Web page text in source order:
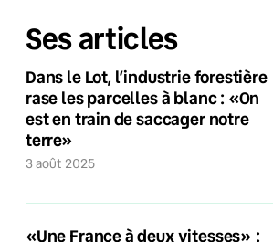
Ses articles
Dans le Lot, l’industrie forestière
rase les parcelles à blanc : «On
est en train de saccager notre
terre»
3 août 2025
«Une France à deux vitesses» :